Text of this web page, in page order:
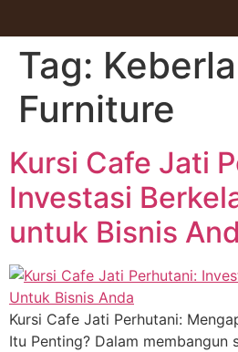
Tag:
Furniture
Kursi Cafe Jati
Investasi
untuk Bisnis
Kursi Cafe Jati Perhutani:
Itu Penting? Dalam membangun